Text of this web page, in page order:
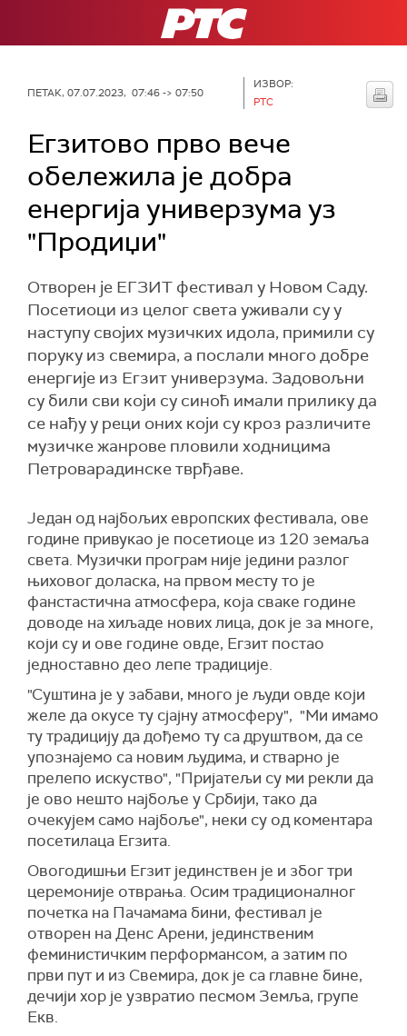
РТС
ПЕТАК, 07.07.2023, 07:46 -> 07:50
ИЗВОР:
РТС
Егзитово прво вече
обележила је добра
енергија универзума уз
"Продиџи"
Отворен је ЕГЗИТ фестивал у Новом Саду.
Посетиоци из целог света уживали су у
наступу својих музичких идола, примили су
поруку из свемира, а послали много добре
енергије из Егзит универзума. Задовољни
су били сви који су синоћ имали прилику да
се нађу у реци оних који су кроз различите
музичке жанрове пловили ходницима
Петроварадинске тврђаве.
Један од најбољих европских фестивала, ове
године привукао је посетиоце из 120 земаља
света. Музички програм није једини разлог
њиховог доласка, на првом месту то је
фанстастична атмосфера, која сваке године
доводе на хиљаде нових лица, док је за многе,
који су и ове године овде, Егзит постао
једноставно део лепе традиције.
"Суштина је у забави, много је људи овде који
желе да окусе ту сјајну атмосферу", "Ми имамо
ту традицију да дођемо ту са друштвом, да се
упознајемо са новим људима, и стварно је
прелепо искуство", "Пријатељи су ми рекли да
је ово нешто најбоље у Србији, тако да
очекујем само најбоље", неки су од коментара
посетилаца Егзита.
Овогодишњи Егзит јединствен је и због три
церемоније отврања. Осим традиционалног
почетка на Пачамама бини, фестивал је
отворен наДенсАрени, јединственим
феминистичким перформансом, а затим по
први пут и из Свемира, док је са главне бине,
дечији хор је узвратио песмом Земља, групе
Екв.